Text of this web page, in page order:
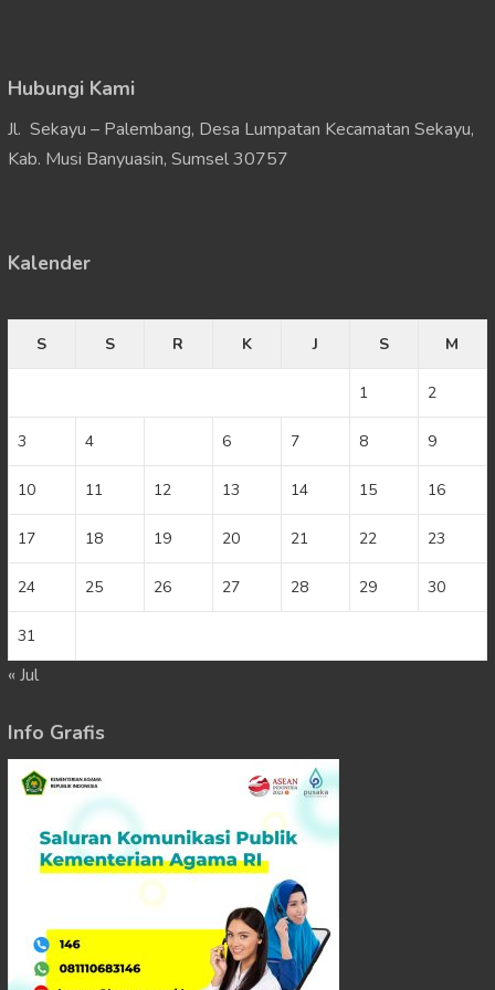
Hubungi Kami
Jl. Sekayu – Palembang, Desa Lumpatan Kecamatan Sekayu,
Kab. Musi Banyuasin, Sumsel 30757
Kalender
S
S R K J S M
1 2
3 4 6 7 8 9
10 11 12 13 14 15 16
17 18 19 20 21 22 23
24 25 26 27 28 29 30
31
« Jul
Info Grafis